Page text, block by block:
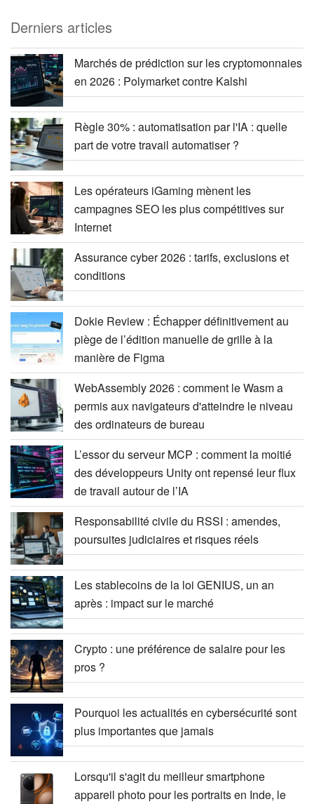
Derniers articles
Marchés de prédiction sur les cryptomonnaies
en 2026 : Polymarket contre Kalshi
Règle 30% : automatisation par l'IA : quelle
part de votre travail automatiser ?
Les opérateurs iGaming mènent les
campagnes SEO les plus compétitives sur
Internet
Assurance cyber 2026 : tarifs, exclusions et
conditions
Dokie Review : Échapper définitivement au
piège de l’édition manuelle de grille à la
manière de Figma
WebAssembly 2026 : comment le Wasm a
permis aux navigateurs d'atteindre le niveau
des ordinateurs de bureau
L’essor du serveur MCP : comment la moitié
des développeurs Unity ont repensé leur flux
de travail autour de l’IA
Responsabilité civile du RSSI : amendes,
poursuites judiciaires et risques réels
Les stablecoins de la loi GENIUS, un an
après : impact sur le marché
Crypto : une préférence de salaire pour les
pros ?
Pourquoi les actualités en cybersécurité sont
plus importantes que jamais
Lorsqu'il s'agit du meilleur smartphone
appareil photo pour les portraits en Inde, le